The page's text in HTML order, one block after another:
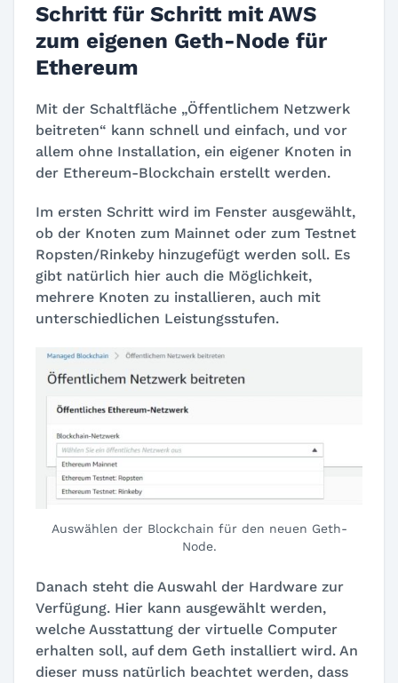
Schritt für Schritt mit AWS
zum eigenen Geth-Node für
Ethereum
Mit der Schaltfläche „Öffentlichem Netzwerk
beitreten“ kann schnell und einfach, und vor
allem ohne Installation, ein eigener Knoten in
der Ethereum-Blockchain erstellt werden.
Im ersten Schritt wird im Fenster ausgewählt,
ob der Knoten zum Mainnet oder zum Testnet
Ropsten/Rinkeby hinzugefügt werden soll. Es
gibt natürlich hier auch die Möglichkeit,
mehrere Knoten zu installieren, auch mit
unterschiedlichen Leistungsstufen.
Auswählen der Blockchain für den neuen Geth-
Node.
Danach steht die Auswahl der Hardware zur
Verfügung. Hier kann ausgewählt werden,
welche Ausstattung der virtuelle Computer
erhalten soll, auf dem Geth installiert wird. An
dieser muss natürlich beachtet werden, dass